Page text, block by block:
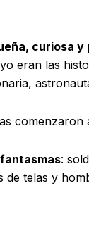
curiosa
eran las
comenzaron
fantasmas:
de telas y